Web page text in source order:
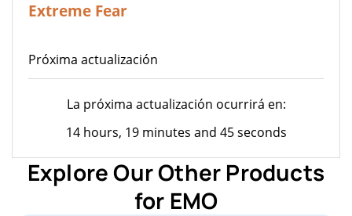
Extreme Fear
Próxima actualización
La próxima actualización ocurrirá en:
14 hours, 19 minutes and 45 seconds
Explore Our Other Products
for EMO